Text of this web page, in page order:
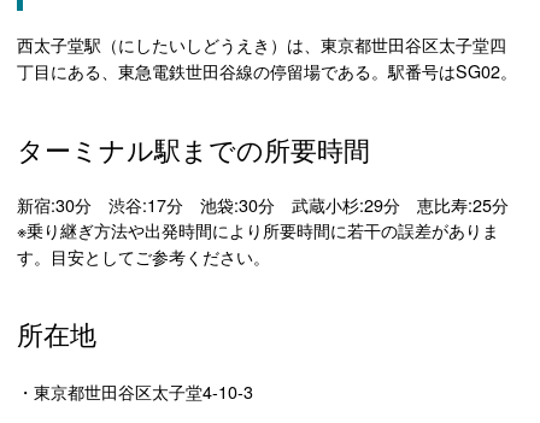
西太子堂駅（にしたいしどうえき）は、東京都世田谷区太子堂四
丁目にある、東急電鉄世田谷線の停留場である。駅番号はSG02。
ターミナル駅までの所要時間
新宿:30分 渋谷:17分 池袋:30分 武蔵小杉:29分 恵比寿:25分
※乗り継ぎ方法や出発時間により所要時間に若干の誤差がありま
す。目安としてご参考ください。
所在地
・東京都世田谷区太子堂4-10-3